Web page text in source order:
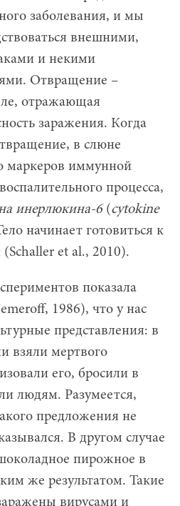
заболевания, и мы
внешними,
и некими
Отвращение –
отражающая
заражения. Когда
в слюне
маркеров иммунной
процесса,
инерлюкина-6(cytokine
начинает готовиться к
(Schaller et al., 2010).
показала
1986), что у нас
представления: в
взяли мертвого
его, бросили в
людям. Разумеется,
предложения не
В другом случае
пирожное в
же результатом. Такие
вирусами и